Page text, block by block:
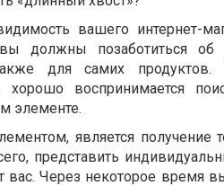
вашего интернет-
должны позаботиться об
для самих продуктов.
хорошо воспринимается
элементе.
является получение
представить
вас. Через некоторое время